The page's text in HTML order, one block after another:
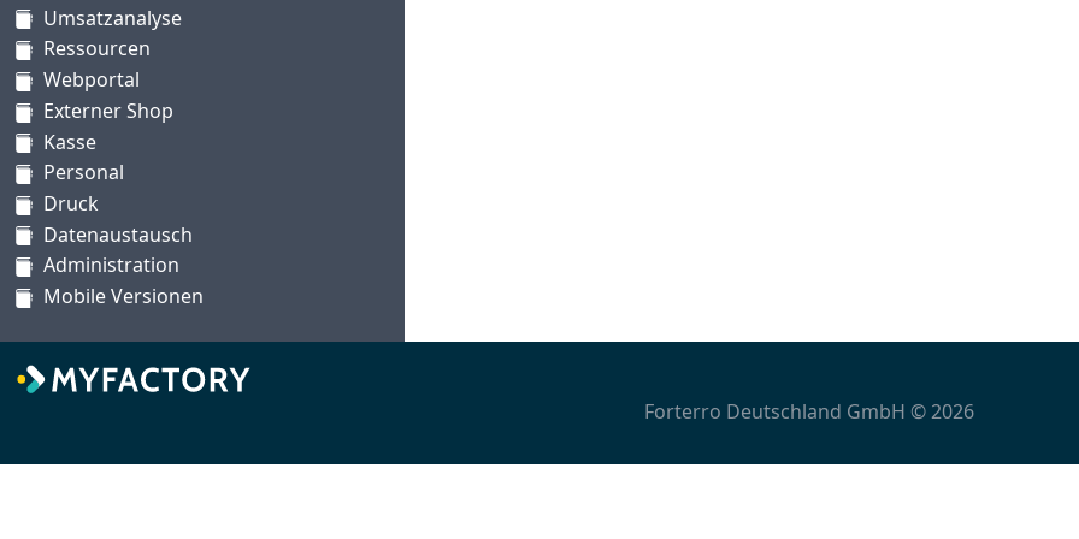
Umsatzanalyse
Ressourcen
Webportal
Externer Shop
Kasse
Personal
Druck
Datenaustausch
Administration
Mobile Versionen
Forterro Deutschland GmbH © 2026